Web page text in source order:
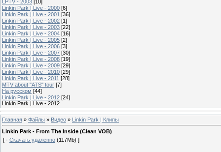
LPTV - 2003 [10]
Linkin Park | Live - 2000 [6]
Linkin Park | Live - 2001 [36]
Linkin Park | Live - 2002 [1]
Linkin Park | Live - 2003 [22]
Linkin Park | Live - 2004 [16]
Linkin Park | Live - 2005 [2]
Linkin Park | Live - 2006 [3]
Linkin Park | Live - 2007 [30]
Linkin Park | Live - 2008 [19]
Linkin Park | Live - 2009 [29]
Linkin Park | Live - 2010 [29]
Linkin Park | Live - 2011 [28]
MTV about "ATS" tour [7]
На русском [44]
Linkin Park | Live - 2012 [24]
Linkin Park | Live - 2012
Главная » Файлы » Видео » Linkin Park | Клипы
Linkin Park - From The Inside (Clean VOB)
[ · Скачать удаленно (117Mb) ]